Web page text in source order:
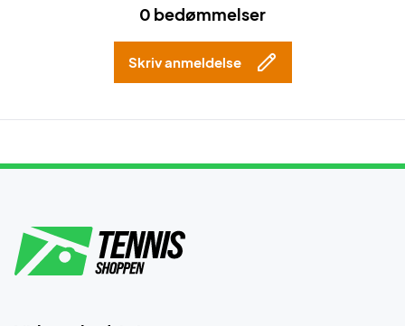
0 bedømmelser
Skriv anmeldelse